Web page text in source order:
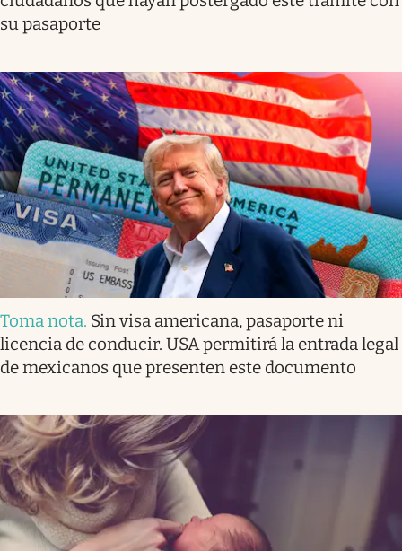
su pasaporte
Toma nota. Sin visa americana, pasaporte ni
licencia de conducir. USA permitirá la entrada legal
de mexicanos que presenten este documento